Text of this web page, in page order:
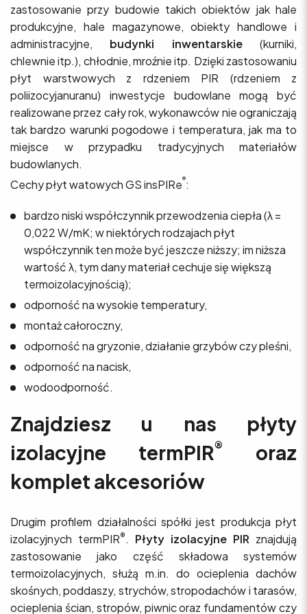
zastosowanie przy budowie takich obiektów jak hale
produkcyjne, hale magazynowe, obiekty handlowe i
administracyjne, budynki inwentarskie(kurniki,
chlewnie itp.), chłodnie, mroźnie itp. Dzięki zastosowaniu
płyt warstwowych z rdzeniem PIR (rdzeniem z
poliizocyjanuranu) inwestycje budowlane mogą być
realizowane przez cały rok, wykonawców nie ograniczają
tak bardzo warunki pogodowe i temperatura, jak ma to
miejsce w przypadku tradycyjnych materiałów
budowlanych.
Cechy płyt watowych GS insPIRe®:
bardzo niski współczynnik przewodzenia ciepła (λ =
0,022 W/mK; w niektórych rodzajach płyt
współczynnik ten może być jeszcze niższy; im niższa
wartość λ, tym dany materiał cechuje się większą
termoizolacyjnością);
odporność na wysokie temperatury,
montaż całoroczny,
odporność na gryzonie, działanie grzybów czy pleśni,
odporność na nacisk,
wodoodporność.
Znajdziesz u nas płyty
izolacyjne termPIR®
oraz
komplet akcesoriów
Drugim profilem działalności spółki jest produkcja płyt
izolacyjnych termPIR® . Płyty izolacyjne PIR znajdują
zastosowanie jako część składowa systemów
termoizolacyjnych, służą m.in. do ocieplenia dachów
skośnych, poddaszy, strychów, stropodachów i tarasów,
ocieplenia ścian, stropów, piwnic oraz fundamentów czy